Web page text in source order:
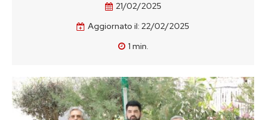
21/02/2025
Aggiornato il: 22/02/2025
1 min.